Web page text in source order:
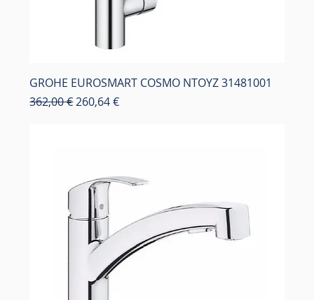
GROHE EUROSMART COSMO ΝΤΟΥΖ 31481001
Κανονική τιμή
362,00 € Τιμή Έκπτωσης
260,64 €